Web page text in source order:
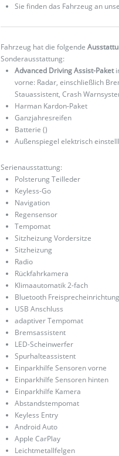
Sie finden das Fahrzeug an
Fahrzeug hat die folgende
Sonderausstattung:
Advanced Driving Assist-Paket
vorne: Radar, einschließlich
Stauassistent, Crash
Harman Kardon-Paket
Ganzjahresreifen
Batterie ()
Außenspiegel elektrisch
Serienausstattung:
Polsterung Teilleder
Keyless-Go
Navigation
Regensensor
Tempomat
Sitzheizung Vordersitze
Sitzheizung
Radio
Rückfahrkamera
Klimaautomatik 2-fach
Bluetooth Freisprecheinrichtung
USB Anschluss
adaptiver Tempomat
Bremsassistent
LED-Scheinwerfer
Spurhalteassistent
Einparkhilfe Sensoren vorne
Einparkhilfe Sensoren hinten
Einparkhilfe Kamera
Abstandstempomat
Keyless Entry
Android Auto
Apple CarPlay
Leichtmetallfelgen